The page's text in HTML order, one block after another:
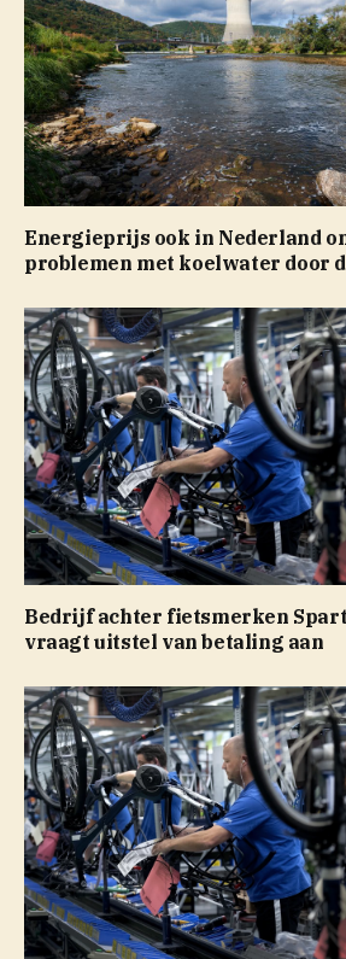
Energieprijs ook in Nederland
problemen met koelwater door
Bedrijf achter fietsmerken
vraagt uitstel van betaling aan